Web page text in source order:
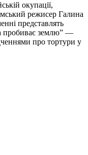
окупації,
режисер Галина
представлять
пробиває землю” —
про тортури у